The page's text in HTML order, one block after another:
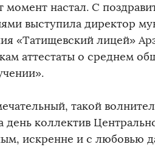
момент настал. С
выступила директор
«Татищевский лицей»
аттестаты о среднем
такой
день коллектив
искренне и с любовью